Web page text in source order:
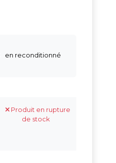
en reconditionné
Produit en rupture
de stock